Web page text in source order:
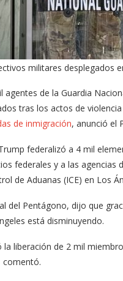
militares desplegados
agentes de la Guardia
tras los actos de
de inmigración, anunció el
federalizó a 4 mil
federales y a las agencias
de Aduanas (ICE) en Los
del Pentágono, dijo que
está disminuyendo.
liberación de 2 mil
comentó.